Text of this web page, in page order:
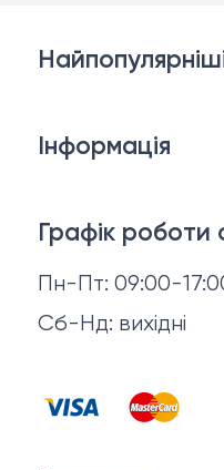
Графік роботи
Пн-Пт: 09:00-
Сб-Нд: вихідні
Макіяж
Волосся
Чоловіча
Косметика для
Інформація
Відгуки
Договір оферти